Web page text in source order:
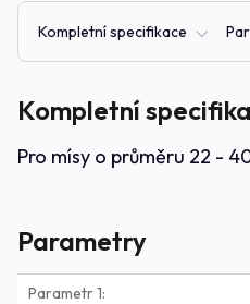
Kompletní specifikace
Kompletní
Pro mísy o průměru 22 -
Parametry
Parametr 1